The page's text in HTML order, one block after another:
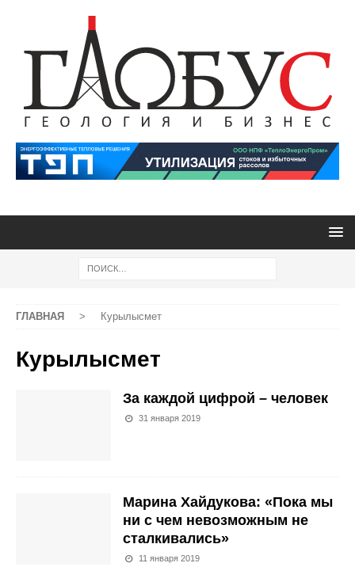
ГЛАВНАЯ > Курылысмет
Курылысмет
За каждой цифрой – человек
31 января 2019
Марина Хайдукова: «Пока мы
ни с чем невозможным не
сталкивались»
11 января 2019